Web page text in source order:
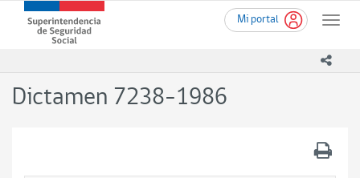
contenido
Mi portal
Toggle
Superintendencia
de
-
Dictamen 7238-1986